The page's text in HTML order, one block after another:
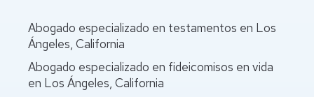
Abogado especializado en testamentos en Los
Ángeles, California
Abogado especializado en fideicomisos en vida
en Los Ángeles, California